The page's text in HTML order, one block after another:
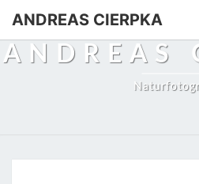
Skip
content
ANDREAS CIERPKA
ANDREAS